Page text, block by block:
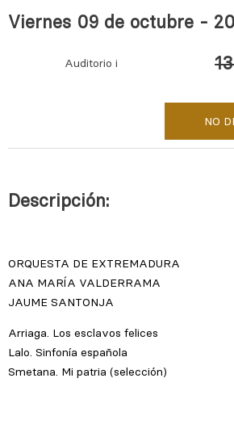
Viernes 09 de octubre -
Auditorio i
NO
Descripción: